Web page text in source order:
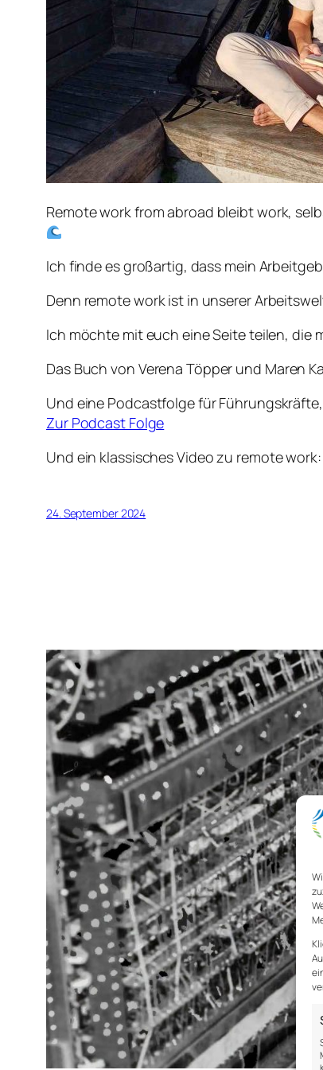
Remote work from abroad bleibt work,
Ich finde es großartig, dass mein
Denn remote work ist in unserer
Ich möchte mit euch eine Seite teilen, die
Das Buch von Verena Töpper und Maren
Und eine Podcastfolge für
Zur Podcast Folge
Und ein klassisches Video zu remote work:
24. September 2024